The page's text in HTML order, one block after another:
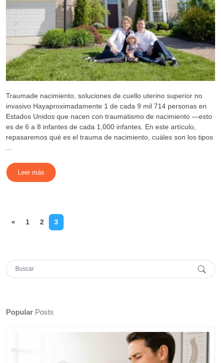
Traumade nacimiento, soluciones de cuello uterino superior no
invasivo Hayaproximadamente 1 de cada 9 mil 714 personas en
Estados Unidos que nacen con traumatismo de nacimiento —esto
es de 6 a 8 infantes de cada 1,000 infantes. En este artículo,
repasaremos qué es el trauma de nacimiento, cuáles son los tipos
Leer más
« 1 2 3
Popular Posts